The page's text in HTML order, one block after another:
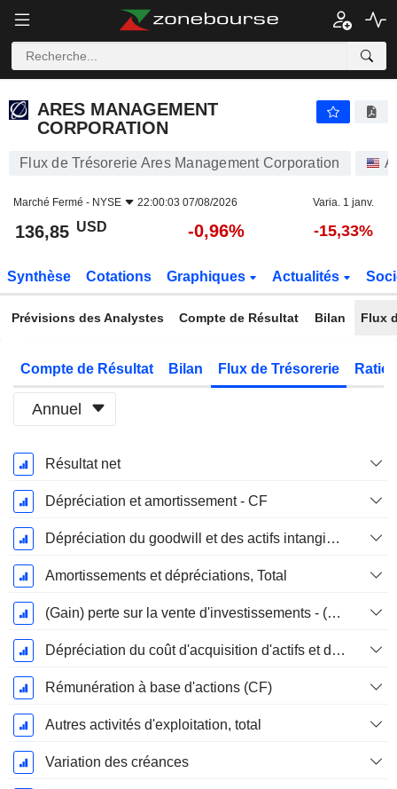
ARES MANAGEMENT
CORPORATION
Flux de Trésorerie Ares Management Corporation
Marché Fermé - NYSE 22:00:03 07/08/2026 Varia. 1 janv.
136,85 USD -0,96% -15,33%
Synthèse Cotations Graphiques Actualités
Prévisions des Analystes Compte de Résultat Bilan Flux
Compte de Résultat Bilan Flux de Trésorerie
Annuel
Période
Fiscale:
Décembre
Résultat net
Dépréciation et amortissement - CF
Dépréciation du goodwill et des actifs intangibles
Amortissements et dépréciations, Total
(Gain) perte sur la vente d'investissements - (CF)
Dépréciation du coût d'acquisition d'actifs et dépenses de restructuration
Rémunération à base d'actions (CF)
Autres activités d'exploitation, total
Variation des créances